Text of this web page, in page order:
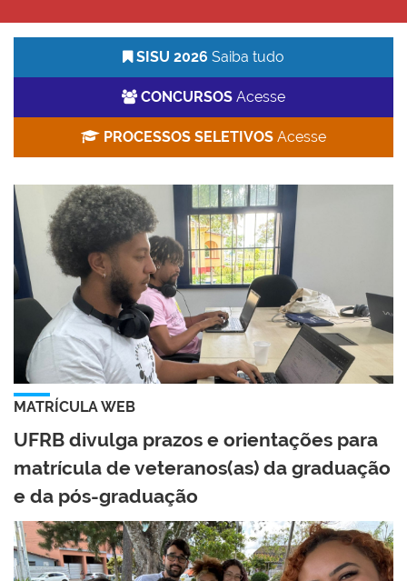
SISU 2026 Saiba tudo
CONCURSOS Acesse
PROCESSOS SELETIVOS Acesse
MATRÍCULA WEB
UFRB divulga prazos e orientações para
matrícula de veteranos(as) da graduação
e da pós-graduação